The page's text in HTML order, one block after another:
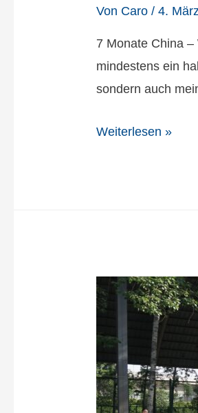
Von Caro /4.
7 Monate China
mindestens ein
sondern auch
Weiterlesen »